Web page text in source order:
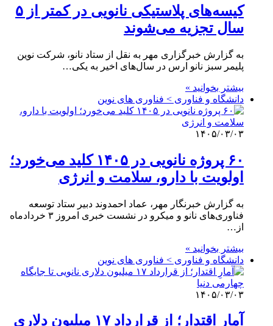
کیسه‌های پلاستیکی نانویی در کمتر از ۵
سال تجزیه می‌شوند
به گزارش خبرگزاری مهر به نقل از ستاد نانو، شرکت نوین
پلیمر سبز نانو ارس در سال‌های اخیر به یکی…
بیشتر بخوانید »
دانشگاه و فناوری > فناوری های نوین
۱۴۰۵/۰۳/۰۳
۶۰ پروژه نانویی در ۱۴۰۵ کلید می‌خورد؛
اولویت با دارو، سلامت و انرژی
به گزارش خبرنگار مهر، عماد احمدوند دبیر ستاد توسعه
فناوری‌های نانو و میکرو در نشست خبری امروز ۳ خردادماه
از…
بیشتر بخوانید »
دانشگاه و فناوری > فناوری های نوین
۱۴۰۵/۰۳/۰۳
آمارِ اقتدار؛ از قرارداد ۱۷ میلیون دلاری